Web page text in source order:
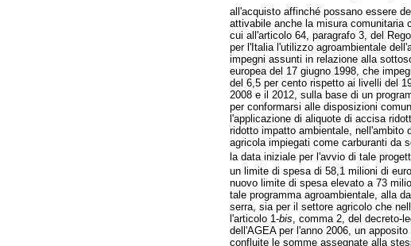
all'acquisto affinché possano essere
attivabile anche la misura comunitaria
cui all'articolo 64, paragrafo 3, del
per l'Italia l'utilizzo agroambientale
impegni assunti in relazione alla
europea del 17 giugno 1998, che
del 6,5 per cento rispetto ai livelli del
2008 e il 2012, sulla base di un
per conformarsi alle disposizioni
l'applicazione di aliquote di accisa
ridotto impatto ambientale, nell'ambito
agricola impiegati come carburanti da
la data iniziale per l'avvio di tale
un limite di spesa di 58,1 milioni di
nuovo limite di spesa elevato a 73
tale programma agroambientale, alla
serra, sia per il settore agricolo che
l'articolo 1-bis, comma 2, del decreto-
dell'AGEA per l'anno 2006, un
confluite le somme assegnate alla